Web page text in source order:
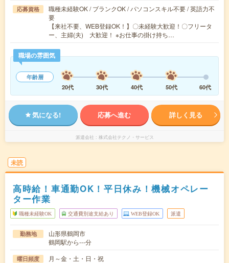
応募資格
職種未経験OK / ブランクOK / パソコンスキル不要 / 英語力不
要
【来社不要、WEB登録OK！】〇未経験大歓迎！〇フリータ
ー、主婦(夫) 大歓迎！ ※お仕事の掛け持ち…
職場の雰囲気
年齢層
20代
30代 40代 50代 60代
気になる! 応募へ進む 詳しく見る
派遣会社 株式会社テクノ・サービス
未読
高時給！車通勤OK！平日休み！機械オペレー
ター作業
職種未経験OK 交通費別途支給あり WEB登録OK 派遣
勤務地
山形県鶴岡市
鶴岡駅から---分
曜日頻度 月～金・土・日・祝